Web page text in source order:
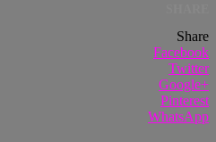
Share
Facebook
Twitter
Google+
Pinterest
WhatsApp